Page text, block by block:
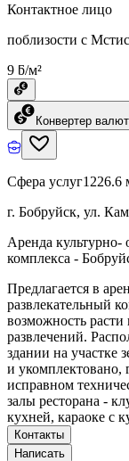
Контактное лицо
поблизости с
9 ƃ/м²
Конвертер валют
Сфера услуг1226.6
г. Бобруйск, ул.
Аренда культурно-
комплекса -
Предлагается в
развлекательный
возможность расти
развлечений.
здании на участке
и укомплектовано,
исправном
залы ресторана -
кухней, караоке с
Контакты
Написать